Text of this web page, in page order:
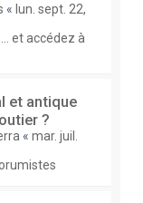
« lun. sept. 22,
et accédez à
et antique
?
« mar. juil.